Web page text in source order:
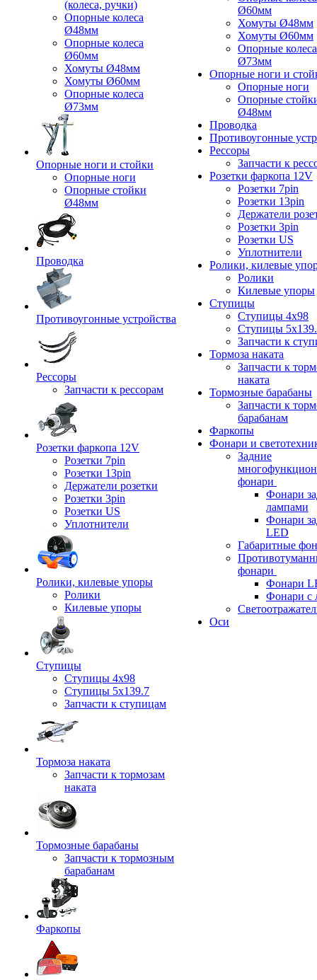
(колеса, ручки)
Опорные колеса
Ø48мм
Опорные колеса
Ø60мм
Хомуты Ø48мм
Хомуты Ø60мм
Опорные колеса
Ø73мм
Опорные ноги и стойки
Опорные ноги
Опорные стойки
Ø48мм
Проводка
Противоугонные устройства
Рессоры
Запчасти к рессорам
Розетки фаркопа 12V
Розетки 7pin
Розетки 13pin
Держатели розетки
Розетки 3pin
Розетки US
Уплотнители
Ролики, килевые упоры
Ролики
Килевые упоры
Ступицы
Ступицы 4x98
Ступицы 5x139.7
Запчасти к ступицам
Тормоза наката
Запчасти к тормозам
наката
Тормозные барабаны
Запчасти к тормозным
барабанам
Фаркопы
Ø60мм
Хомуты Ø48мм
Хомуты Ø60мм
Опорные колеса
Ø73мм
Опорные ноги и
Опорные ноги
Опорные
Ø48мм
Проводка
Противоугонные
Рессоры
Запчасти к
Розетки фаркопа 12V
Розетки 7pin
Розетки 13pin
Держатели
Розетки 3pin
Розетки US
Уплотнители
Ролики, килевые
Ролики
Килевые упоры
Ступицы
Ступицы 4x98
Ступицы
Запчасти к
Тормоза наката
Запчасти к
наката
Тормозные барабаны
Запчасти к
барабанам
Фаркопы
Фонари и
Задние
фонари
Фонари
лампами
Фонари
LED
Габаритные
фонари
Фонари
Фонари с
Оси